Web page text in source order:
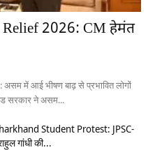
Relief 2026: CM हेमंत
में आई भीषण बाढ़ से प्रभावित लोगों
सरकार ने असम...
Student Protest: JPSC-
गांधी की...